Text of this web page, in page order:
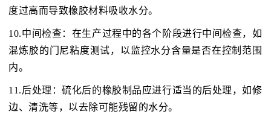
度过高而导致橡胶材料吸收水分。
10.中间检查：在生产过程中的各个阶段进行中间检查，如
混炼胶的门尼粘度测试，以监控水分含量是否在控制范围
内。
11.后处理：硫化后的橡胶制品应进行适当的后处理，如修
边、清洗等，以去除可能残留的水分。